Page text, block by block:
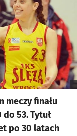
meczy finału
53. Tytuł
po 30 latach